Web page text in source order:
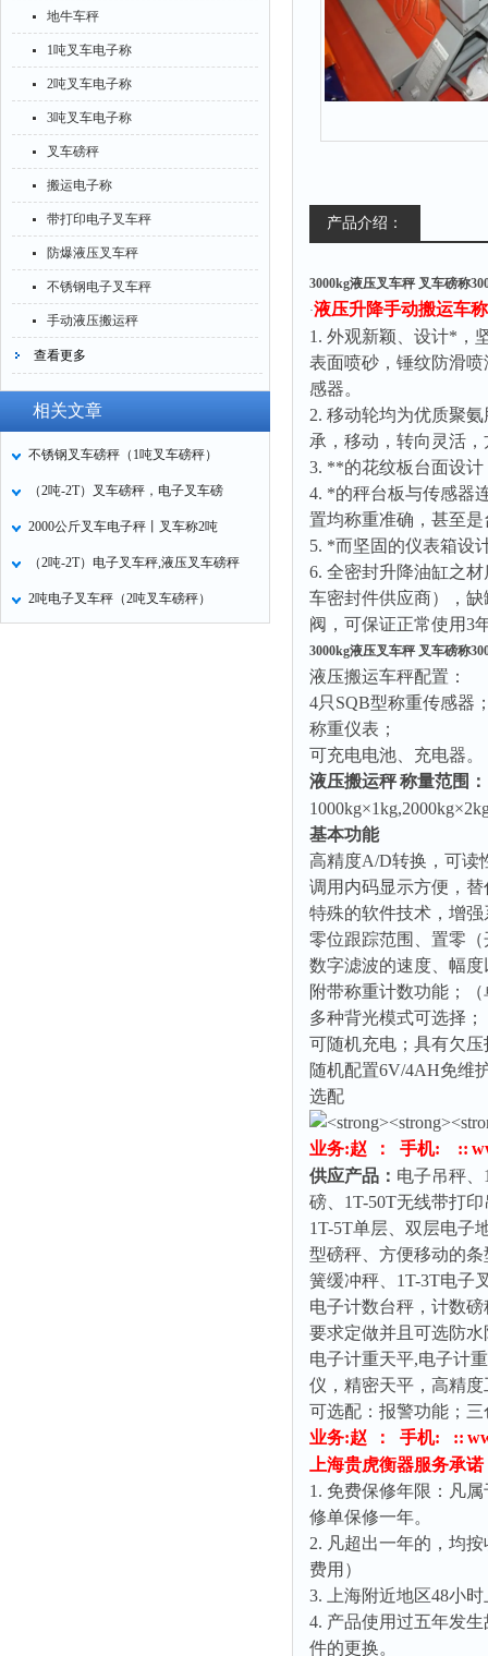
地牛车秤
1吨叉车电子称
2吨叉车电子称
3吨叉车电子称
叉车磅秤
搬运电子称
带打印电子叉车秤
防爆液压叉车秤
不锈钢电子叉车秤
手动液压搬运秤
查看更多
相关文章
不锈钢叉车磅秤（1吨叉车磅秤）
（2吨-2T）叉车磅秤，电子叉车磅
2000公斤叉车电子秤丨叉车称2吨
（2吨-2T）电子叉车秤,液压叉车磅秤
2吨电子叉车秤（2吨叉车磅秤）
产品介绍：
3000kg液压叉车秤 叉车磅称
·液压升降手动搬运车
1. 外观新颖、设计*，
表面喷砂，锤纹防滑
感器。
2. 移动轮均为优质聚
承，移动，转向灵活
3. **的花纹板台面设
4. *的秤台板与传感器
置均称重准确，甚至
5. *而坚固的仪表箱设
6. 全密封升降油缸之
车密封件供应商），
阀，可保证正常使用3
3000kg液压叉车秤 叉车磅称
液压搬运车秤配置：
4只 SQB型称重传感器
称重仪表；
可充电电池、充电器。
液压搬运秤称量范围：
基本功能
高精度A/D转换，可读
调用内码显示方便，
特殊的软件技术，增
零位跟踪范围、置零（
数字滤波的速度、幅
附带称重计数功能；
多种背光模式可选择；
可随机充电；具有欠
随机配置6V/4AH免维
选配
业务:赵 ： 手机: ::
供应产品： 电子吊秤、
磅、 1T-50T无线带打印
1T-5T单层、双层电子
型磅秤、方便移动的
簧缓冲秤、 1T-3T电子
电子计数台秤，计数
要求定做并且可选防水
电子计重天平,电子计
仪，精密天平，高精
可选配：报警功能；
业务:赵 ： 手机: ::
上海贵虎衡器服务承诺
1. 免费保修年限：凡
修单保修一年。
2. 凡超出一年的，均
费用）
3.
上海附近地区48小时
4. 产品使用过五年发
件的更换。